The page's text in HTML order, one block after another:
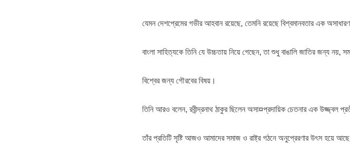
যেমন দেশপ্রেমের গভীর আহবান রয়েছে, তেমনি রয়েছে বিশ্বমানবতার এক অসাধারণ
বাংলা সাহিত্যকে তিনি যে উচ্চতায় নিয়ে গেছেন, তা শুধু বাঙালি জাতির জন্য নয়,
বিশ্বের জন্য গৌরবের বিষয়।
তিনি আরও বলেন, রবীন্দ্রনাথ ঠাকুর ছিলেন অসা¤প্রদায়িক চেতনার এক উজ্জ্বল
তাঁর প্রতিটি সৃষ্টি আজও আমাদের সমাজ ও রাষ্ট্র গঠনে অনুপ্রেরণার উৎস হয়ে